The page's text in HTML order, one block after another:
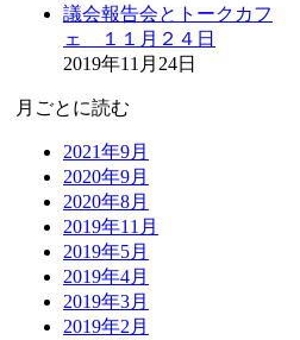
議会報告会とトークカフ
ェ １１月２４日
2019年11月24日
月ごとに読む
2021年9月
2020年9月
2020年8月
2019年11月
2019年5月
2019年4月
2019年3月
2019年2月